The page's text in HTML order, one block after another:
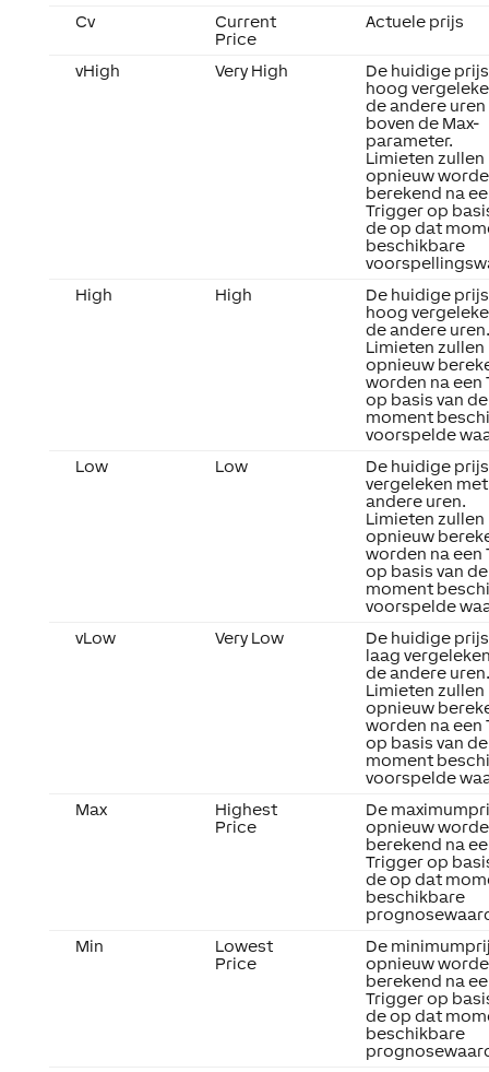
Cv
Current
Price
Actuele prijs
vHigh Very High
De huidige
hoog
de andere
boven de Max-
parameter.
Limieten zullen
opnieuw
berekend na
Triggerop
de op dat
beschikbare
High
High
De huidige
hoog
de andere uren.
Limieten zullen
opnieuw
worden na een
op basis van
moment
voorspelde
Low
Low
De huidige
vergeleken
andere uren.
Limieten zullen
opnieuw
worden na een
op basis van
moment
voorspelde
vLow
Very Low
De huidige
laag
de andere uren.
Limieten zullen
opnieuw
worden na een
op basis van
moment
voorspelde
Max
Highest
Price
De
opnieuw
berekend na
Triggerop
de op dat
beschikbare
Min
Lowest
Price
De
opnieuw
berekend na
Triggerop
de op dat
beschikbare